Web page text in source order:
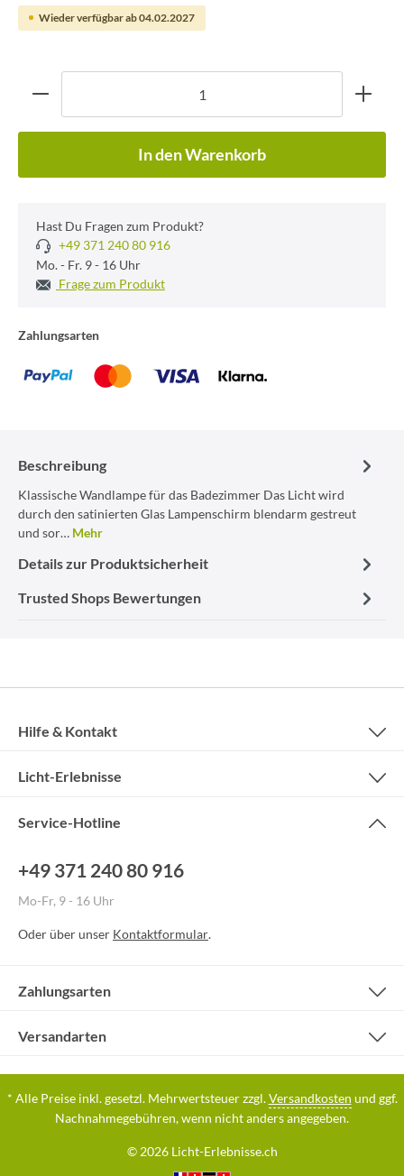
Wieder verfügbar ab 04.02.2027
In den Warenkorb
Hast Du Fragen zum Produkt?
+49 371 240 80 916
Mo. - Fr. 9 - 16 Uhr
Frage zum Produkt
Zahlungsarten
Beschreibung
Klassische Wandlampe für das Badezimmer Das Licht wird
durch den satinierten Glas Lampenschirm blendarm gestreut
und sor… Mehr
Details zur Produktsicherheit
Trusted Shops Bewertungen
Service-Hotline
+49 371 240 80 916
Mo-Fr, 9 - 16 Uhr
Oder über unser Kontaktformular.
Hilfe & Kontakt
Licht-Erlebnisse
Zahlungsarten
Versandarten
* Alle Preise inkl. gesetzl. Mehrwertsteuer zzgl.Versandkosten und ggf.
Nachnahmegebühren, wenn nicht anders angegeben.
© 2026 Licht-Erlebnisse.ch